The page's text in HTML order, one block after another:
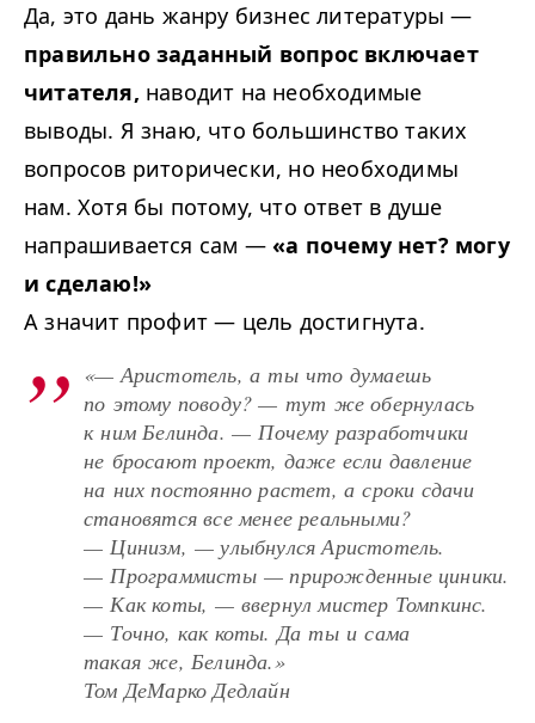
Да, это дань жанру бизнес литературы —
правильно заданный вопрос включает
читателя, наводит на необходимые
выводы. Я знаю, что большинство таких
вопросов риторически, но необходимы
нам. Хотя бы потому, что ответ в душе
напрашивается сам — «а почему нет? могу
и сделаю!»
А значит профит — цель достигнута.
«— Аристотель, а ты что думаешь
по этому поводу? — тут же обернулась
к ним Белинда. — Почему разработчики
не бросают проект, даже если давление
на них постоянно растет, а сроки сдачи
становятся все менее реальными?
— Цинизм, — улыбнулся Аристотель.
— Программисты — прирожденные циники.
— Как коты, — ввернул мистер Томпкинс.
— Точно, как коты. Да ты и сама
такая же, Белинда.»
Том ДеМарко Дедлайн